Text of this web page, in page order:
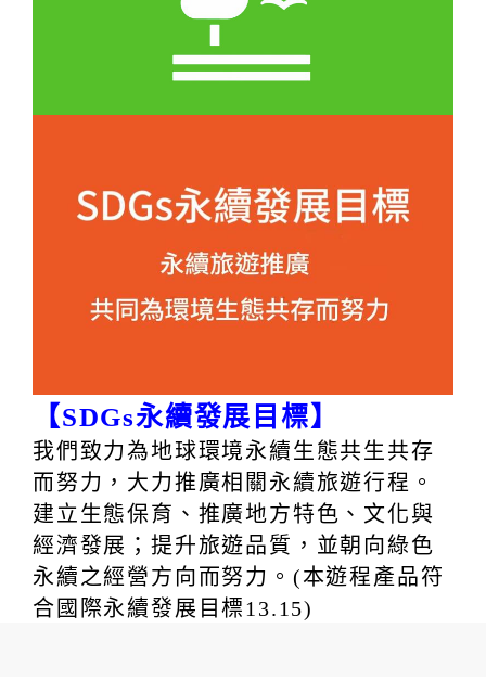
【SDGs永續發展目標】
我們致力為地球環境永續生態共生共存
而努力，大力推廣相關永續旅遊行程。
建立生態保育、推廣地方特色、文化與
經濟發展；提升旅遊品質，並朝向綠色
永續之經營方向而努力。(本遊程產品符
合國際永續發展目標13.15)